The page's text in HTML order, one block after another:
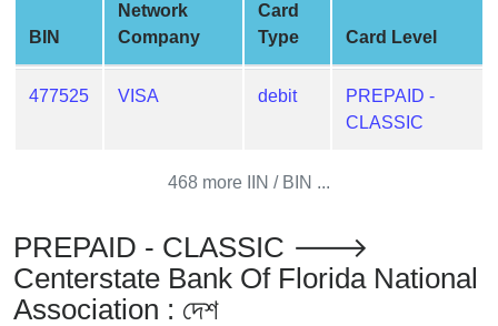
BIN
Credit
Card
is
My
IP
Address
BIN
Network
Company
Card
Type
Card Level
477525 VISA debit
PREPAID -
CLASSIC
468 more IIN / BIN ...
PREPAID - CLASSIC 🡒
Centerstate Bank Of Florida National
Association : দেশ